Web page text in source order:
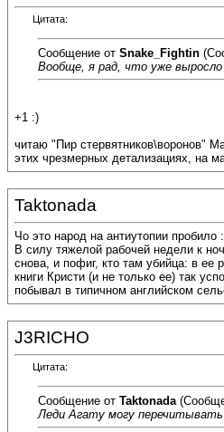
Цитата:
Сообщение от Snake_Fightin
Вообще, я рад, что уже
+1 :)
читаю "Пир стервятников\воронов"
этих чрезмерных детализациях, на
Taktonada
Чо это народ на антиутопии
В силу тяжелой рабочей недели к
снова, и пофиг, кто там убийца: в
книги Кристи (и не только ее) так
побывал в типичном английском
J3RICHO
Цитата:
Сообщение от Taktonada
Леди Агату могу